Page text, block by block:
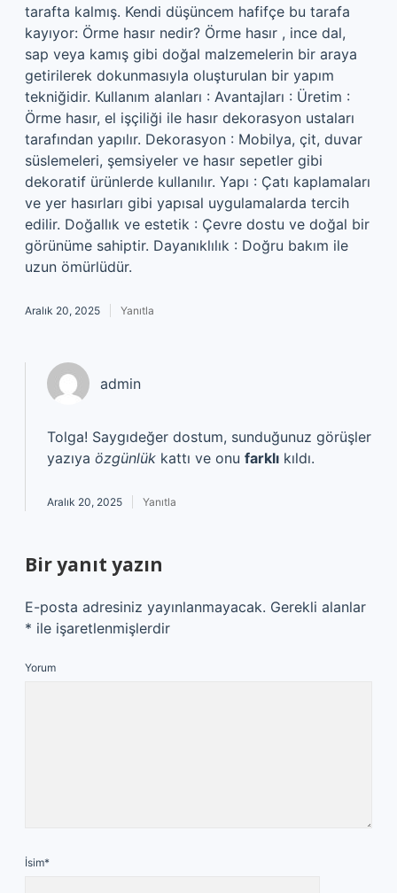
tarafta kalmış. Kendi düşüncem hafifçe bu tarafa
kayıyor: Örme hasır nedir? Örme hasır , ince dal,
sap veya kamış gibi doğal malzemelerin bir araya
getirilerek dokunmasıyla oluşturulan bir yapım
tekniğidir. Kullanım alanları : Avantajları : Üretim :
Örme hasır, el işçiliği ile hasır dekorasyon ustaları
tarafından yapılır. Dekorasyon : Mobilya, çit, duvar
süslemeleri, şemsiyeler ve hasır sepetler gibi
dekoratif ürünlerde kullanılır. Yapı : Çatı kaplamaları
ve yer hasırları gibi yapısal uygulamalarda tercih
edilir. Doğallık ve estetik : Çevre dostu ve doğal bir
görünüme sahiptir. Dayanıklılık : Doğru bakım ile
uzun ömürlüdür.
Aralık 20, 2025 Yanıtla
admin
Tolga! Saygıdeğer dostum, sunduğunuz görüşler
yazıya özgünlük kattı ve onu farklı kıldı.
Aralık 20, 2025 Yanıtla
Bir yanıt yazın
E-posta adresiniz yayınlanmayacak. Gerekli alanlar
* ile işaretlenmişlerdir
Yorum
İsim*